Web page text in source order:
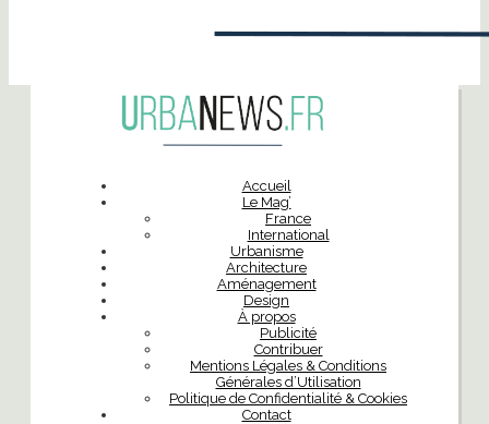
Accueil
Le Mag’
France
International
Urbanisme
Architecture
Aménagement
Design
À propos
Publicité
Contribuer
Mentions Légales & Conditions
Générales d’Utilisation
Politique de Confidentialité & Cookies
Contact